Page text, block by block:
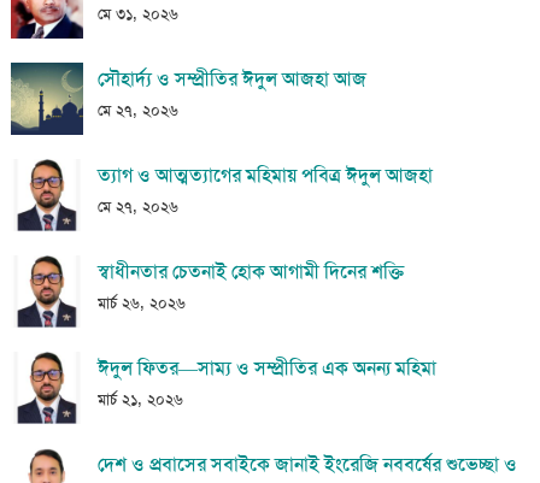
মে ৩১, ২০২৬
সৌহার্দ্য ও সম্প্রীতির ঈদুল আজহা আজ
মে ২৭, ২০২৬
ত্যাগ ও আত্মত্যাগের মহিমায় পবিত্র ঈদুল আজহা
মে ২৭, ২০২৬
স্বাধীনতার চেতনাই হোক আগামী দিনের শক্তি
মার্চ ২৬, ২০২৬
ঈদুল ফিতর—সাম্য ও সম্প্রীতির এক অনন্য মহিমা
মার্চ ২১, ২০২৬
দেশ ও প্রবাসের সবাইকে জানাই ইংরেজি নববর্ষের শুভেচ্ছা ও